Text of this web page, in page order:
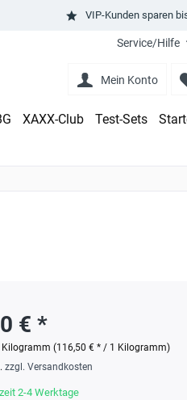
VIP-Kunden sparen
Service/Hilfe
Mein Konto
XAXX-Club Test-Sets
€ *
Kilogramm (116,50 € * / 1 Kilogramm)
zzgl. Versandkosten
2-4 Werktage